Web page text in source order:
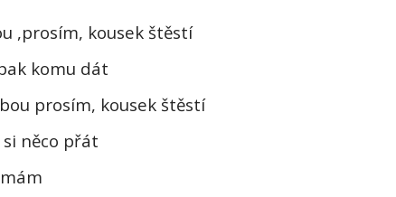
,prosím, kousek štěstí
komu dát
prosím, kousek štěstí
něco přát